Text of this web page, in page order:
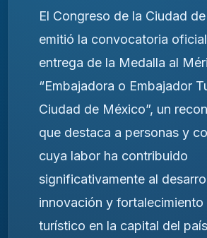
El Congreso de la Ciudad
emitió la convocatoria
entrega de la Medalla al
“Embajadora o Embajador
Ciudad de México”, un
que destaca a personas y
cuya labor ha contribuido
significativamente al
innovación y
turístico en la capital del